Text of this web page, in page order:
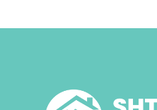
produkt
Mundësitë